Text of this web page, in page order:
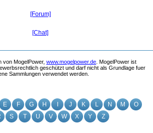
E F G H I J K L N M
O
S T U V W X Y Z
[Forum]
[Chat]
von MogelPower, www.mogelpower.de . MogelPower ist
geschützt und darf nicht als Grundlage fuer
Sammlungen verwendet werden.